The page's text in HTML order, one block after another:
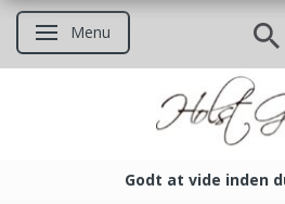
Skifte navigation
Menu
Godt at vide inden